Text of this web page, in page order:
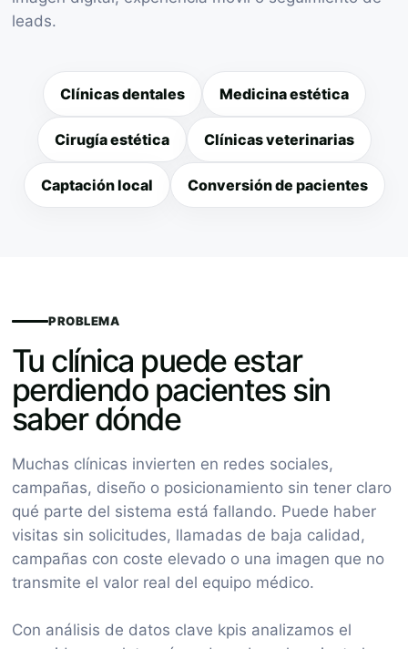
leads.
Clínicas dentales Medicina estética
Cirugía estética Clínicas veterinarias
Captación local Conversión de pacientes
PROBLEMA
Tu clínica puede estar
perdiendo pacientes sin
saber dónde
Muchas clínicas invierten en redes sociales,
campañas, diseño o posicionamiento sin tener claro
qué parte del sistema está fallando. Puede haber
visitas sin solicitudes, llamadas de baja calidad,
campañas con coste elevado o una imagen que no
transmite el valor real del equipo médico.
Con análisis de datos clave kpis analizamos el